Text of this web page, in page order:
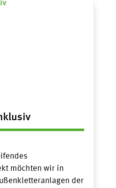
möchten wir in
der